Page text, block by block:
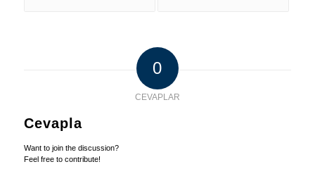
0
CEVAPLAR
Cevapla
Want to join the discussion?
Feel free to contribute!